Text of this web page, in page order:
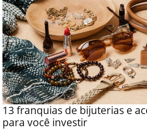
13 franquias de bijuterias e
para você investir